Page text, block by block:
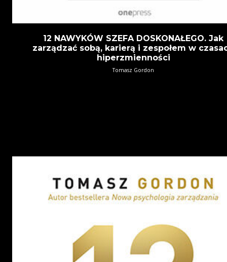
12 NAWYKÓW SZEFA DOSKONAŁEGO. Jak
zarządzać sobą, karierą i zespołem w
hiperzmienności
Tomasz Gordon